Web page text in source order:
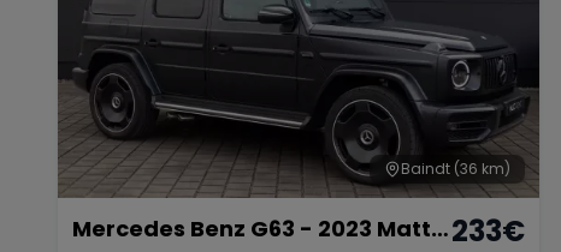
Baindt (36 km)
Mercedes Benz G63 - 2023 Matt
233€